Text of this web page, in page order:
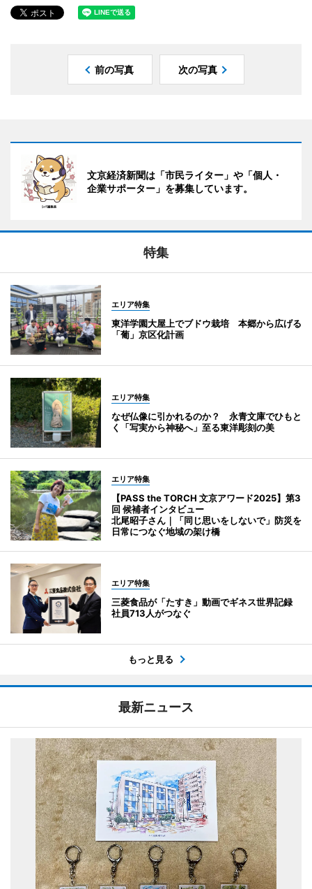
前の写真 次の写真
文京経済新聞は「市民ライター」や「個人・
企業サポーター」を募集しています。
特集
エリア特集
東洋学園大屋上でブドウ栽培 本郷から広げる
「葡」京区化計画
エリア特集
なぜ仏像に引かれるのか？ 永青文庫でひもと
く「写実から神秘へ」至る東洋彫刻の美
エリア特集
【PASS the TORCH 文京アワード2025】第3
回 候補者インタビュー
北尾昭子さん｜「同じ思いをしないで」防災を
日常につなぐ地域の架け橋
エリア特集
三菱食品が「たすき」動画でギネス世界記録
社員713人がつなぐ
もっと見る
最新ニュース